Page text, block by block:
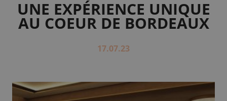
UNE EXPÉRIENCE UNIQUE
AU COEUR DE BORDEAUX
17.07.23